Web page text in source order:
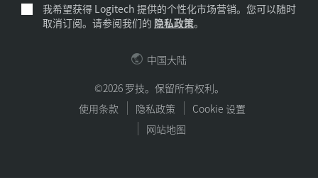
我希望获得 Logitech 提供的个性化市场营销。您可以随时
取消订阅。请参阅我们的 隐私政策。
©2026 罗技。保留所有权利。
使用条款
隐私政策
Cookie 设置
网站地图
中国大陆